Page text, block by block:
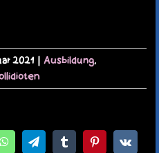
2021 | Ausbildung,
WhatsAppTelegramTumblrPinterest
Vk